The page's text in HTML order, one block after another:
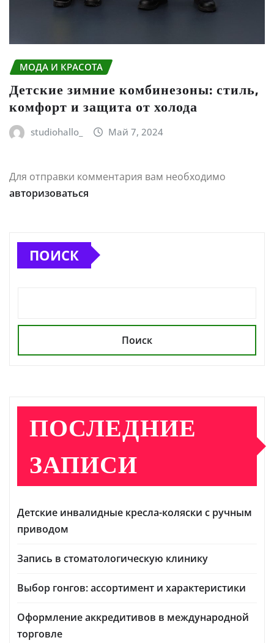
МОДА И КРАСОТА
Детские зимние комбинезоны: стиль,
комфорт и защита от холода
studiohallo_ Май 7, 2024
Для отправки комментария вам необходимо
авторизоваться
ПОИСК
Поиск
ПОСЛЕДНИЕ
ЗАПИСИ
Детские инвалидные кресла-коляски с ручным
приводом
Запись в стоматологическую клинику
Выбор гонгов: ассортимент и характеристики
Оформление аккредитивов в международной
торговле